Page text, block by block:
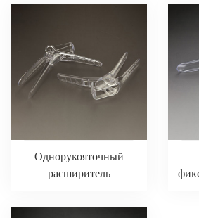
Однорукояточный
расширитель